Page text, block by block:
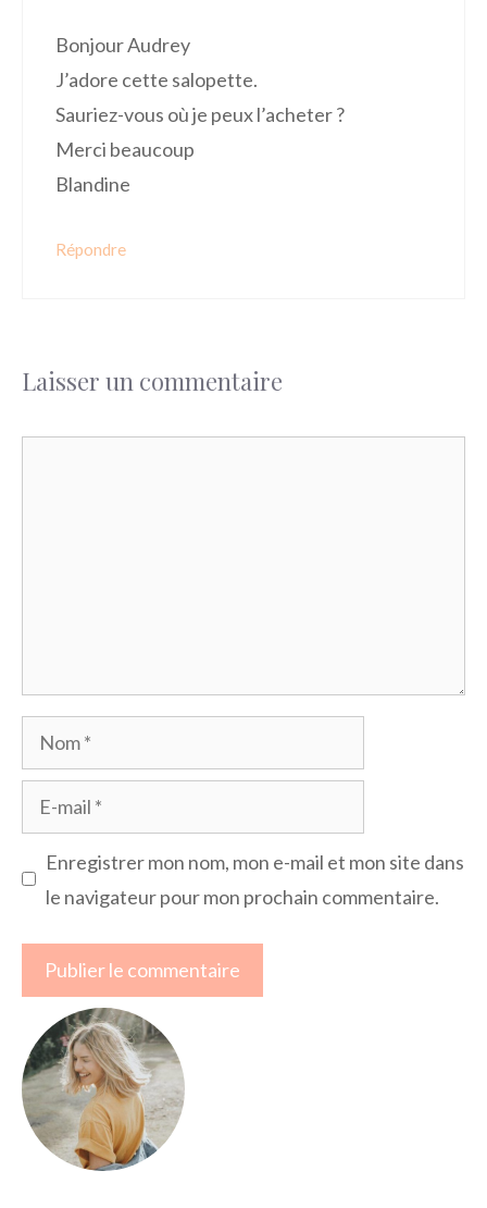
Bonjour Audrey
J’adore cette salopette.
Sauriez-vous où je peux l’acheter ?
Merci beaucoup
Blandine
Répondre
Laisser un commentaire
Nom
mail
Enregistrer mon nom, mon e-mail et mon site dans
le navigateur pour mon prochain commentaire.